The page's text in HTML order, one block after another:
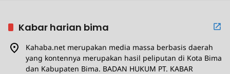
Kabar harian bima
Kahaba.net merupakan media massa berbasis daerah
yang kontennya merupakan hasil peliputan di Kota Bima
dan Kabupaten Bima. BADAN HUKUM PT. KABAR